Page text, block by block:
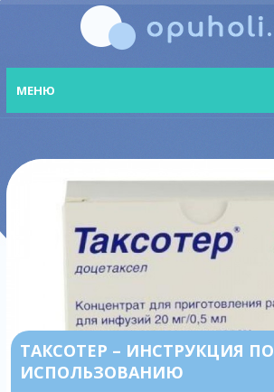
МЕНЮ
ТАКСОТЕР – ИНСТРУКЦИЯ ПО
ИСПОЛЬЗОВАНИЮ